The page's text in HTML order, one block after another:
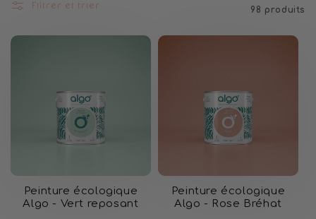
t
i
Filtrer et trier 98 produits
Peinture écologique
Algo - Vert reposant
Peinture écologique
Algo - Rose Bréhat